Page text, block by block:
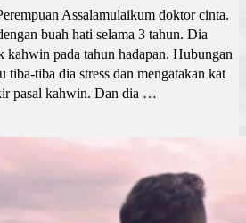
Assalamulaikum doktor cinta.
buah hati selama 3 tahun. Dia
kahwin pada tahun hadapan. Hubungan
tiba dia stress dan mengatakan kat
pasal kahwin. Dan dia …